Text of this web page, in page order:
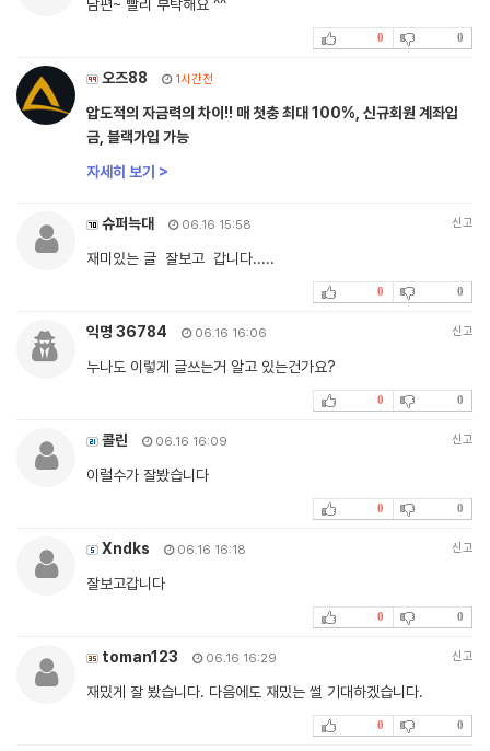
담편~ 빨리 부탁해요 ^^
0 0
오즈88 1시간전
압도적의 자금력의 차이!! 매 첫충 최대 100%, 신규회원 계좌입
금, 블랙가입 가능
자세히 보기 >
슈퍼늑대 06.16 15:58 신고
재미있는 글 잘보고 갑니다.....
0 0
익명 36784 06.16 16:06 신고
누나도 이렇게 글쓰는거 알고 있는건가요?
0 0
콜린 06.16 16:09 신고
이럴수가 잘봤습니다
0 0
Xndks 06.16 16:18 신고
잘보고갑니다
0 0
toman123 06.16 16:29 신고
재밌게 잘 봤습니다. 다음에도 재밌는 썰 기대하겠습니다.
0 0